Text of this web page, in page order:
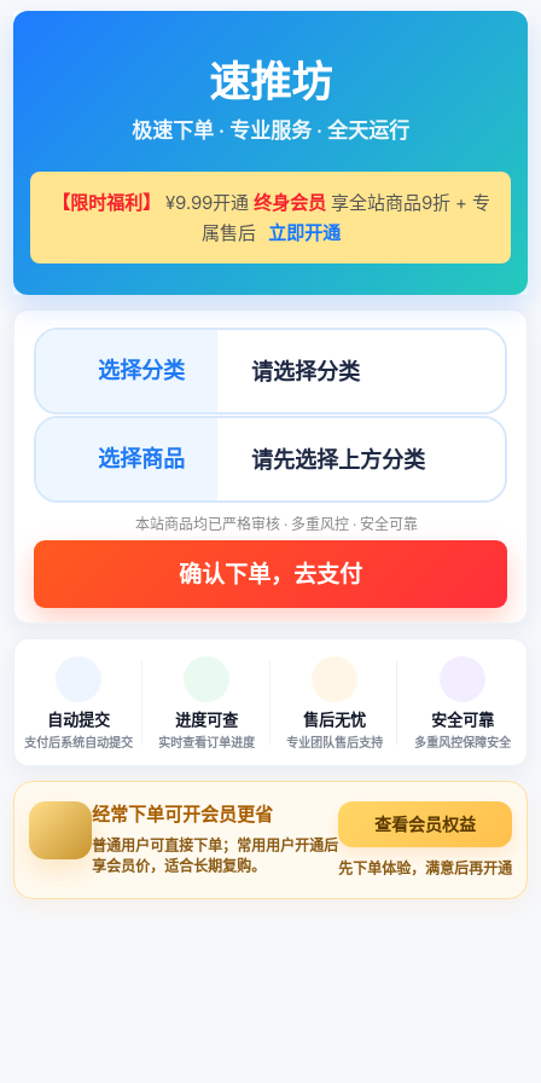
速推坊
极速下单 · 专业服务 · 全天运行
【限时福利】 ¥9.99开通 终身会员 享全站商品9折 + 专
属售后 立即开通
选择分类
选择商品
本站商品均已严格审核 · 多重风控 · 安全可靠
自动提交
支付后系统自动提交
进度可查
实时查看订单进度
售后无忧
专业团队售后支持
安全可靠
多重风控保障安全
经常下单可开会员更省
普通用户可直接下单；常用用户开通后
享会员价，适合长期复购。
查看会员权益
先下单体验，满意后再开通